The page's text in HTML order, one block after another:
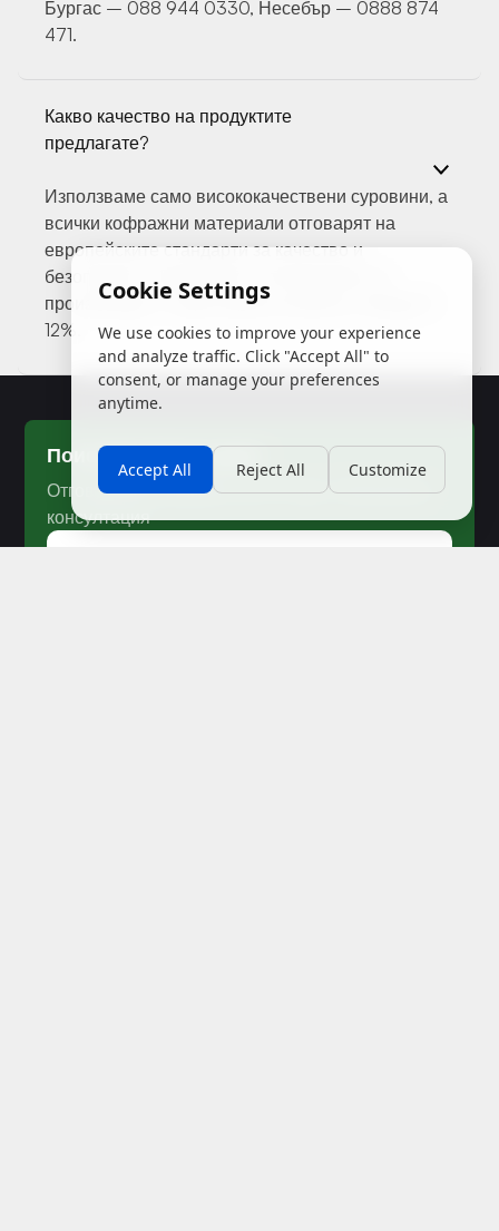
Бургас – 088 944 0330, Несебър – 0888 874
471.
Какво качество на продуктите
предлагате?
Използваме само висококачествени суровини, а
всички кофражни материали отговарят на
европейските стандарти за качество и
безопасност. Дървените ни материали се
произвеждат с гарантирана влажност между 8-
12%.
Поискай оферта днес
Отговаряме в рамките на 24 часа · Безплатна
консултация
Cookie Settings
We use cookies to improve your experience
and analyze traffic. Click "Accept All" to
consent, or manage your preferences
anytime.
Accept All Reject All Customize